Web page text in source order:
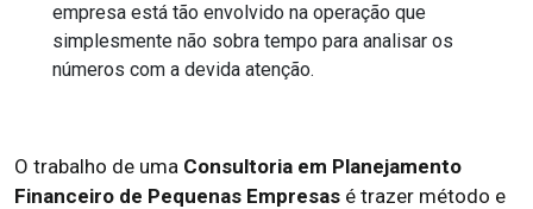
empresa está tão envolvido na operação que
simplesmente não sobra tempo para analisar os
números com a devida atenção.
O trabalho de uma Consultoria em Planejamento
Financeiro de Pequenas Empresas é trazer método e